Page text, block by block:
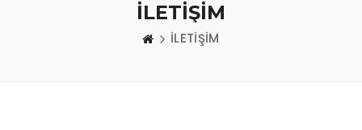
İLETİŞİM
İLETİŞİM